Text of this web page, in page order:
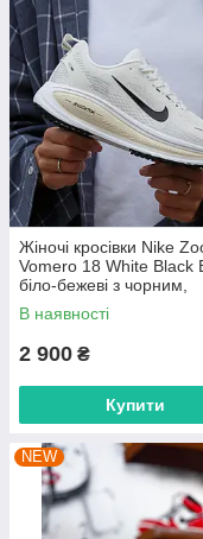
Жіночі кросівки Nike
Vomero 18 White Black
біло-бежеві з чорним,
розміри 36–41
В наявності
2 900 ₴
Купити
NEW